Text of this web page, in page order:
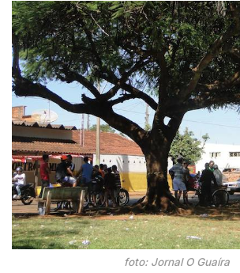
foto: Jornal O Guaíra